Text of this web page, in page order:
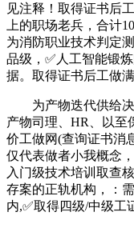
见注释！取得证书后
上的职场老兵，合计
为消防职业技术判定
品级，✅人工智能锻
据。取得证书后工做满
为产物迭代供给决
产物司理、HR、以至
价工做网(查询证书消
仅代表做者小我概念
入门级技术培训取查
存案的正轨机构，：
内,✅取得四级/中级工